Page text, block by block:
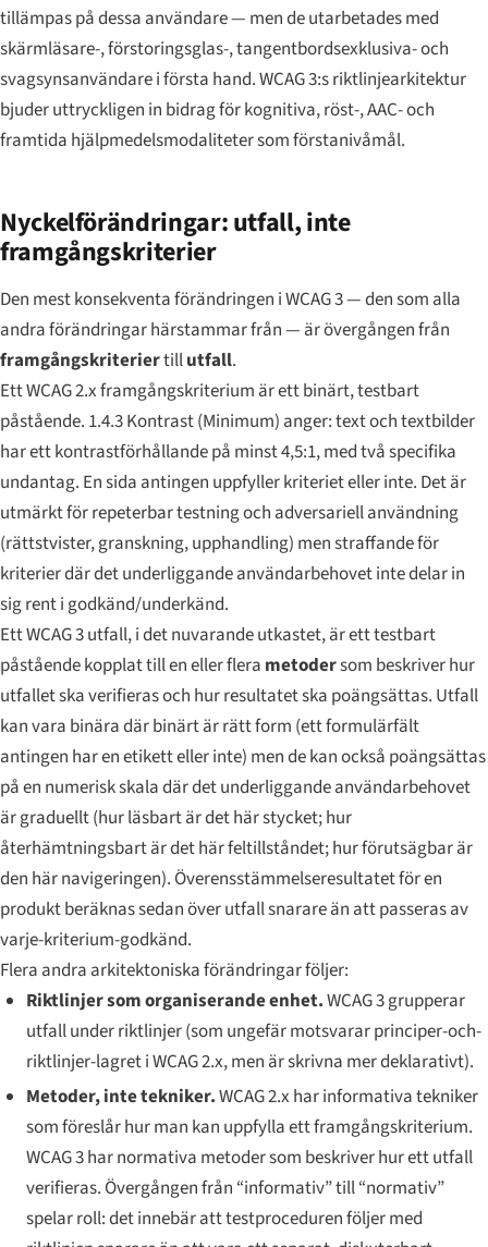
tillämpas på dessa användare — men de utarbetades med
skärmläsare-, förstoringsglas-, tangentbordsexklusiva- och
svagsynsanvändare i första hand. WCAG 3:s riktlinjearkitektur
bjuder uttryckligen in bidrag för kognitiva, röst-, AAC- och
framtida hjälpmedelsmodaliteter som förstanivåmål.
Nyckelförändringar: utfall, inte
framgångskriterier
Den mest konsekventa förändringen i WCAG 3 — den som alla
andra förändringar härstammar från — är övergången från
framgångskriteriertillutfall.
Ett WCAG 2.xframgångskriterium är ett binärt, testbart
påstående. 1.4.3 Kontrast (Minimum) anger: text och textbilder
har ett kontrastförhållande på minst 4,5:1, med två specifika
undantag. En sida antingen uppfyller kriteriet eller inte. Det är
utmärkt för repeterbar testning och adversariell användning
(rättstvister, granskning, upphandling) men straffande för
kriterier där det underliggande användarbehovet inte delar in
sig rent i godkänd/underkänd.
Ett WCAG 3utfall, i det nuvarande utkastet, är ett testbart
påstående kopplat till en eller flera metodersom beskriver hur
utfallet ska verifieras och hur resultatet ska poängsättas. Utfall
kan vara binära där binärt är rätt form (ett formulärfält
antingen har en etikett eller inte) men de kan också poängsättas
på en numerisk skala där det underliggande användarbehovet
är graduellt (hur läsbart är det här stycket; hur
återhämtningsbart är det här feltillståndet; hur förutsägbar är
den här navigeringen). Överensstämmelseresultatet för en
produkt beräknas sedan över utfall snarare än att passeras av
varje-kriterium-godkänd.
Flera andra arkitektoniska förändringar följer:
Riktlinjer som organiserande enhet.WCAG 3 grupperar
utfall underriktlinjer(som ungefär motsvarar principer-och-
riktlinjer-lagret i WCAG 2.x, men är skrivna mer deklarativt).
Metoder, inte tekniker.WCAG 2.x har informativatekniker
som föreslår hur man kan uppfylla ett framgångskriterium.
WCAG 3 har normativa metodersom beskriver hur ett utfall
verifieras. Övergången från “informativ” till “normativ”
spelar roll: det innebär att testproceduren följer med